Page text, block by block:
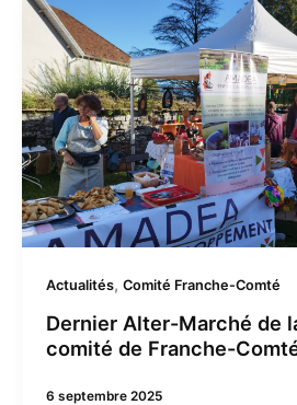
Actualités, Comité Franche-Comté
Dernier Alter-Marché de
comité de Franche-
6 septembre 2025
Dernier
Alter-
Marché
de
la
saison
pour
le
comité
de
Comté